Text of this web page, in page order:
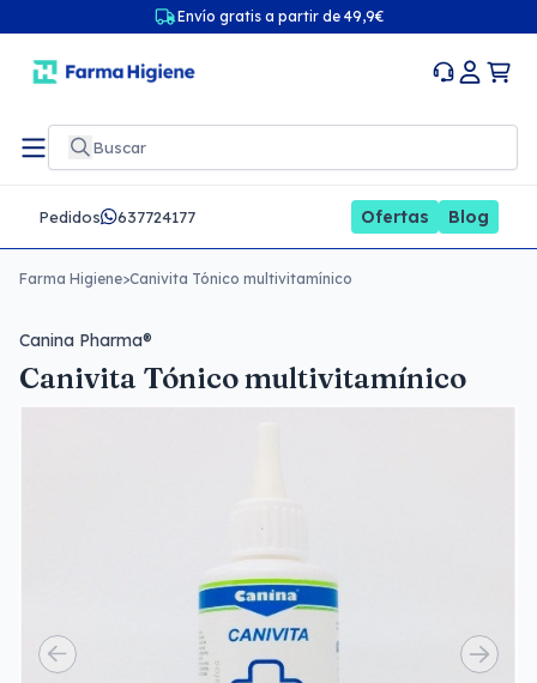
Envío gratis a partir de 49,9€
Pedidos 637724177 Ofertas Blog
Farma Higiene>Canivita Tónico multivitamínico
Canina Pharma®
Canivita Tónico multivitamínico